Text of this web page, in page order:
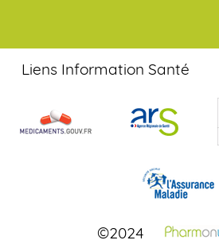
Liens Information Santé
©2024